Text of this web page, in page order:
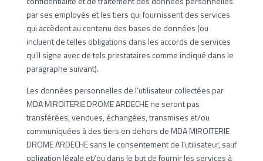
par ses employés et les tiers qui fournissent des services
qui accèdent au contenu des bases de données (ou
incluent de telles obligations dans les accords de services
qu’il signe avec de tels prestataires comme indiqué dans le
paragraphe suivant).
Les données personnelles de l’utilisateur collectées par
MDA MIROITERIE DROME ARDECHE ne seront pas
transférées, vendues, échangées, transmises et/ou
communiquées à des tiers en dehors de MDA MIROITERIE
DROME ARDECHE sans le consentement de l’utilisateur, sauf
obligation légale et/ou dans le but de fournir les services à